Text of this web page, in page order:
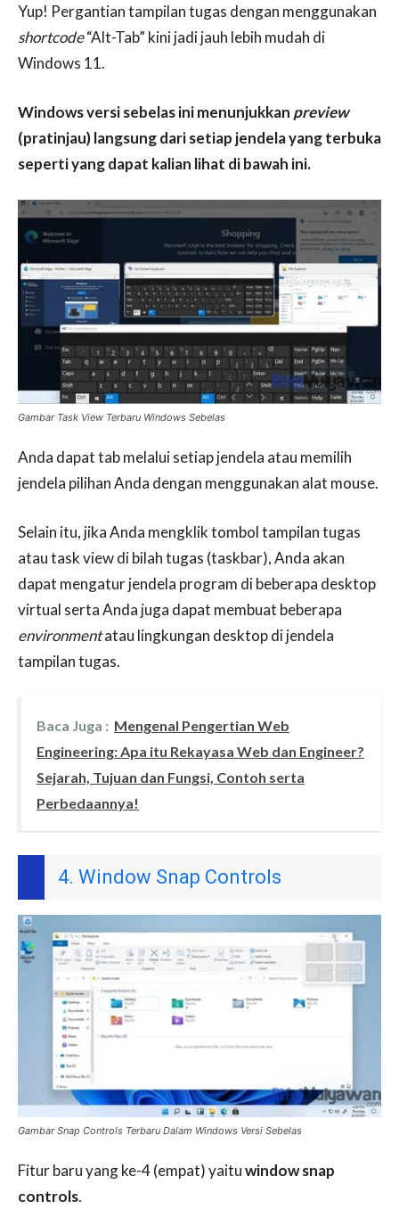
Yup! Pergantian tampilan tugas dengan menggunakan
shortcode“Alt-Tab” kini jadi jauh lebih mudah di
Windows 11.
Windows versi sebelas ini menunjukkan preview
(pratinjau) langsung dari setiap jendela yang terbuka
seperti yang dapat kalian lihat di bawah ini.
Gambar Task View Terbaru Windows Sebelas
Anda dapat tab melalui setiap jendela atau memilih
jendela pilihan Anda dengan menggunakan alat mouse.
Selain itu, jika Anda mengklik tombol tampilan tugas
atau task view di bilah tugas (taskbar), Anda akan
dapat mengatur jendela program di beberapa desktop
virtual serta Anda juga dapat membuat beberapa
environmentatau lingkungan desktop di jendela
tampilan tugas.
Baca Juga : Mengenal Pengertian Web
Engineering: Apa itu Rekayasa Web dan Engineer?
Sejarah, Tujuan dan Fungsi, Contoh serta
Perbedaannya!
4. Window Snap Controls
Gambar Snap Controls Terbaru Dalam Windows Versi Sebelas
Fitur baru yang ke-4 (empat) yaituwindow snap
controls.